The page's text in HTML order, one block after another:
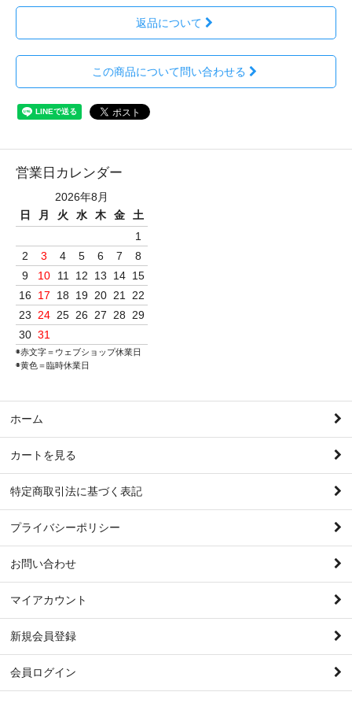
返品について
この商品について問い合わせる
営業日カレンダー
2026年8月
日
月 火 水 木 金
土
1
2
3 4 5 6 7
8
9
10 11 12 13 14 15
16
17 18 19 20 21
22
23
24 25 26 27 28
29
30 31
◉赤文字＝ウェブショップ休業日
◉黄色＝臨時休業日
ホーム
カートを見る
特定商取引法に基づく表記
プライバシーポリシー
お問い合わせ
マイアカウント
新規会員登録
会員ログイン